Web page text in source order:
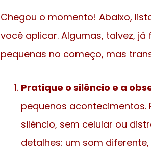
Chegou o momento! Abaixo,
você aplicar. Algumas, talvez,
pequenas no começo, mas
Pratique o silêncio e a
pequenos acontecimentos.
silêncio, sem celular ou
detalhes: um som